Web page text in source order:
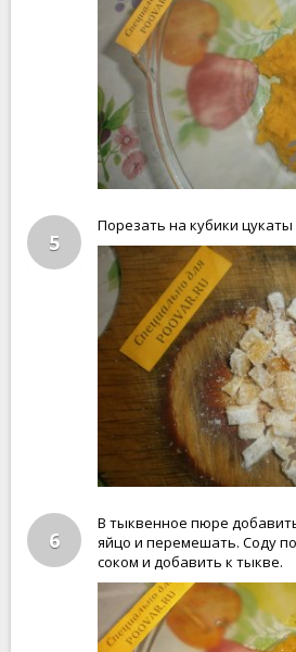
5
Порезать на кубики
6
В тыквенное пюре
яйцо и перемешать. Соду
соком и добавить к тыкве.